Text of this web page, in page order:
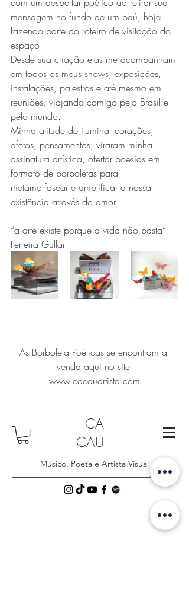
mensagem no fundo de um baú, hoje
fazendo parte do roteiro de visitação do
espaço.
Desde sua criação elas me acompanham
em todos os meus shows, exposições,
instalações, palestras e até mesmo em
reuniões, viajando comigo pelo Brasil e
pelo mundo.
Minha atitude de iluminar corações,
afetos, pensamentos, viraram minha
assinatura artística, ofertar poesias em
formato de borboletas para
metamorfosear e amplificar a nossa
existência através do amor.
“a arte existe porque a vida não basta” –
Ferreira Gullar
As Borboleta Poéticas se encontram a
venda aqui no site
www.cacauartista.com